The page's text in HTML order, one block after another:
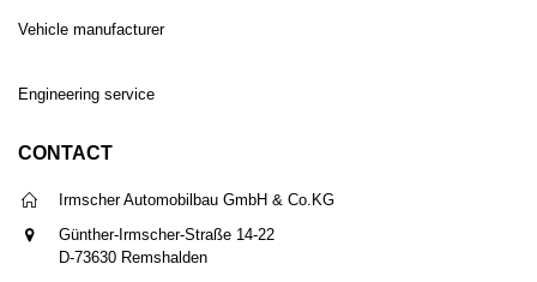
Vehicle manufacturer
Engineering service
CONTACT
Irmscher Automobilbau GmbH & Co.KG
Günther-Irmscher-Straße 14-22
D-73630 Remshalden